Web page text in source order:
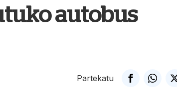
autobus
Partekatu